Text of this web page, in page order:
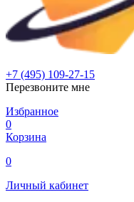
+7 (495) 109-27-15
Перезвоните мне
Избранное
0
Корзина
0
Личный кабинет